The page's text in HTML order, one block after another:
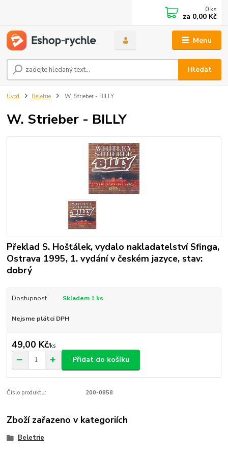
Menu
Hledat
0 ks
za 0,00 Kč
Úvod Beletrie W. Strieber - BILLY
W. Strieber - BILLY
Překlad S. Hošťálek, vydalo nakladatelství Sfinga,
Ostrava 1995, 1. vydání v českém jazyce, stav:
dobrý
Dostupnost Skladem 1 ks
Nejsme plátci DPH
49,00 Kč/ks
Přidat do košíku
Číslo produktu: 200-0858
Zboží zařazeno v kategoriích
Beletrie